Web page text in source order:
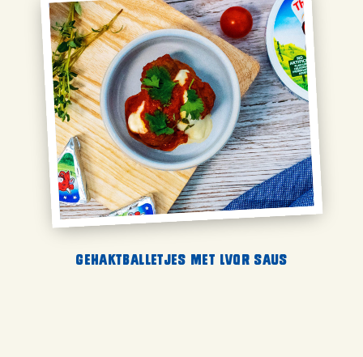
Gehaktballetjes met LVQR saus